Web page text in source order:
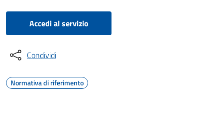
Accedi al servizio
Condividi
Normativa di riferimento